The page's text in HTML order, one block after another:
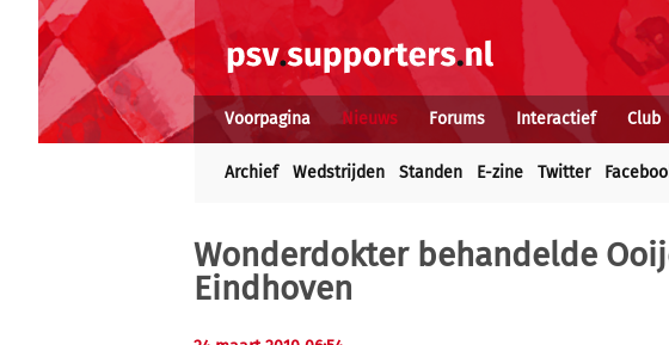
Voorpagina Nieuws Forums Interactief Club
Archief Wedstrijden Standen E-zine Twitter
Wonderdokter behandelde
Eindhoven